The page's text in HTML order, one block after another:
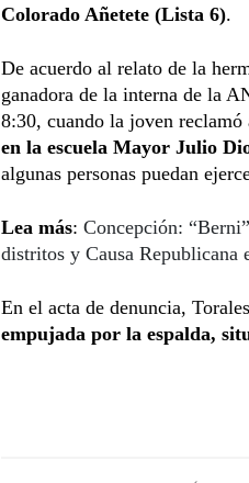
Colorado Añetete (Lista 6).
De acuerdo al relato de la
ganadora de la interna de la
8:30, cuando la joven
en la escuela Mayor Julio
algunas personas puedan
Lea más: Concepción:
distritos y Causa Republicana
En el acta de denuncia,
empujada por la espalda,